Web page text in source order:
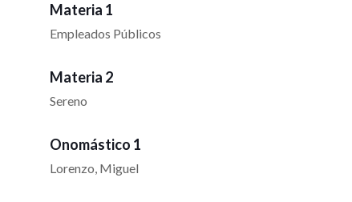
Materia 1
Empleados Públicos
Materia 2
Sereno
Onomástico 1
Lorenzo, Miguel